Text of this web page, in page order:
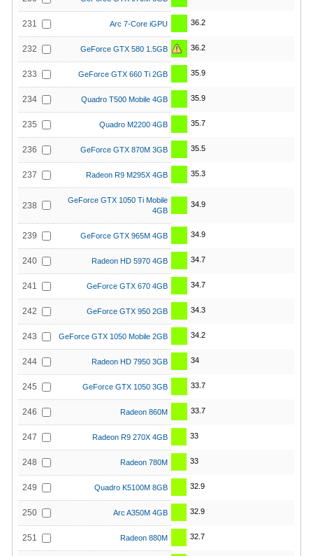
231 Arc 7-Core iGPU 36.2
232 GeForce GTX 580 1.5GB 36.2
233 GeForce GTX 660 Ti 2GB 35.9
234 Quadro T500 Mobile 4GB 35.9
235 Quadro M2200 4GB 35.7
236 GeForce GTX 870M 3GB 35.5
237 Radeon R9 M295X 4GB 35.3
238
GeForce GTX 1050 Ti Mobile
4GB
34.9
239 GeForce GTX 965M 4GB 34.9
240 Radeon HD 5970 4GB 34.7
241 GeForce GTX 670 4GB 34.7
242 GeForce GTX 950 2GB 34.3
243 GeForce GTX 1050 Mobile 2GB 34.2
244 Radeon HD 7950 3GB 34
245 GeForce GTX 1050 3GB 33.7
246 Radeon 860M 33.7
247 Radeon R9 270X 4GB 33
248 Radeon 780M 33
249 Quadro K5100M 8GB 32.9
250 Arc A350M 4GB 32.9
251 Radeon 880M 32.7